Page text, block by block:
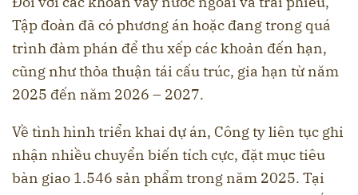
Tập đoàn đã có phương án hoặc đang trong quá
trình đàm phán để thu xếp các khoản đến hạn,
cũng như thỏa thuận tái cấu trúc, gia hạn từ năm
2025 đến năm 2026 – 2027.
Về tình hình triển khai dự án, Công ty liên tục ghi
nhận nhiều chuyển biến tích cực, đặt mục tiêu
bàn giao 1.546 sản phẩm trong năm 2025. Tại